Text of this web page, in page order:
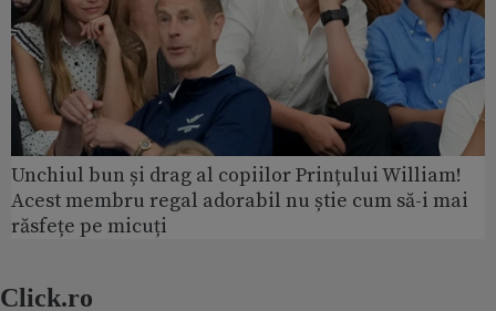
Unchiul bun și drag al copiilor Prințului William!
Acest membru regal adorabil nu știe cum să-i mai
răsfețe pe micuți
Click.ro